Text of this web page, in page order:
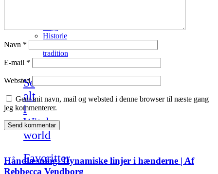
Historie
tradition
Se
alt
i
Witchy
world
Favoritter
Navn *
E-mail *
Websted
Gem mit navn, mail og websted i denne browser til næste gang
jeg kommenterer.
Håndlæsning: Dynamiske linjer i hænderne | Af
Rebbecca Vendborg